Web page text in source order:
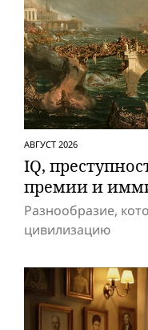
АВГУСТ 2026
IQ,
премии и
Разнообразие,
цивилизацию